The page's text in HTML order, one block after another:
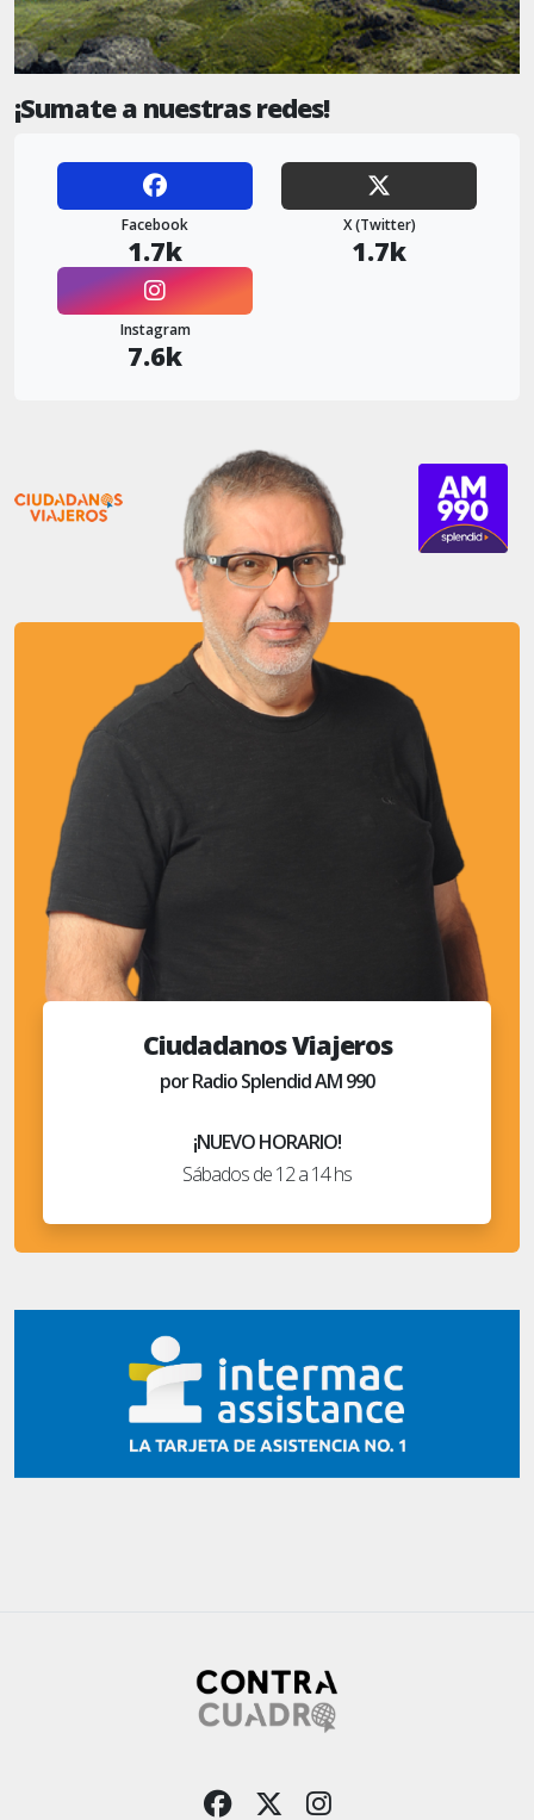
¡Sumate a nuestras redes!
Facebook
1.7k
X (Twitter)
1.7k
Instagram
7.6k
Ciudadanos Viajeros
por Radio Splendid AM 990
¡NUEVO HORARIO!
Sábados de 12 a 14 hs